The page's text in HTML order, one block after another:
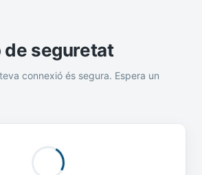
seguretat
connexió és segura. Espera un